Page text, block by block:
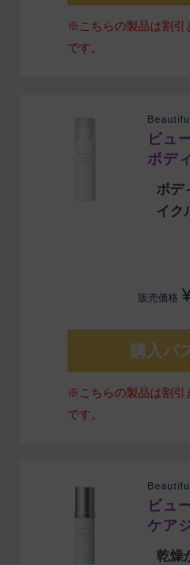
※こちらの製品は割引
です。
ビュ
ボデ
ボデ
イク
販売価格
購入パ
※こちらの製品は割引
です。
ビュ
ケア
乾燥